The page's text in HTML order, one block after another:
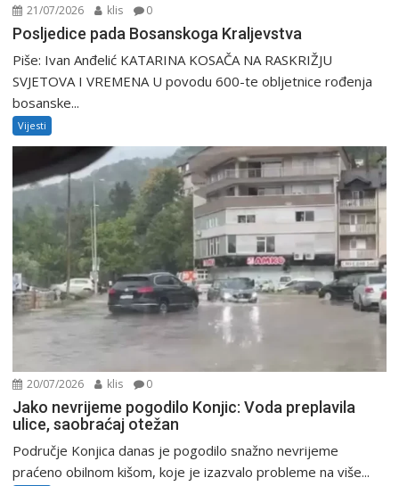
21/07/2026 klis 0
Posljedice pada Bosanskoga Kraljevstva
Piše: Ivan Anđelić KATARINA KOSAČA NA RASKRIŽJU
SVJETOVA I VREMENA U povodu 600-te obljetnice rođenja
bosanske...
Vijesti
20/07/2026 klis 0
Jako nevrijeme pogodilo Konjic: Voda preplavila
ulice, saobraćaj otežan
Područje Konjica danas je pogodilo snažno nevrijeme
praćeno obilnom kišom, koje je izazvalo probleme na više...